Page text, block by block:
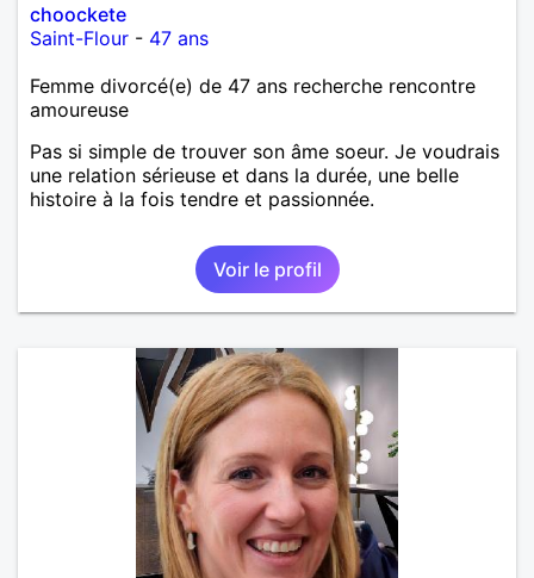
choockete
Saint-Flour - 47 ans
Femme divorcé(e) de 47 ans recherche rencontre
amoureuse
Pas si simple de trouver son âme soeur. Je voudrais
une relation sérieuse et dans la durée, une belle
histoire à la fois tendre et passionnée.
Voir le profil